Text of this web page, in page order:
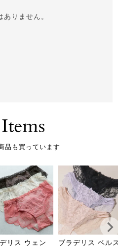
ありません。
品も買っています
リス ウェン
ブラデリス ベル